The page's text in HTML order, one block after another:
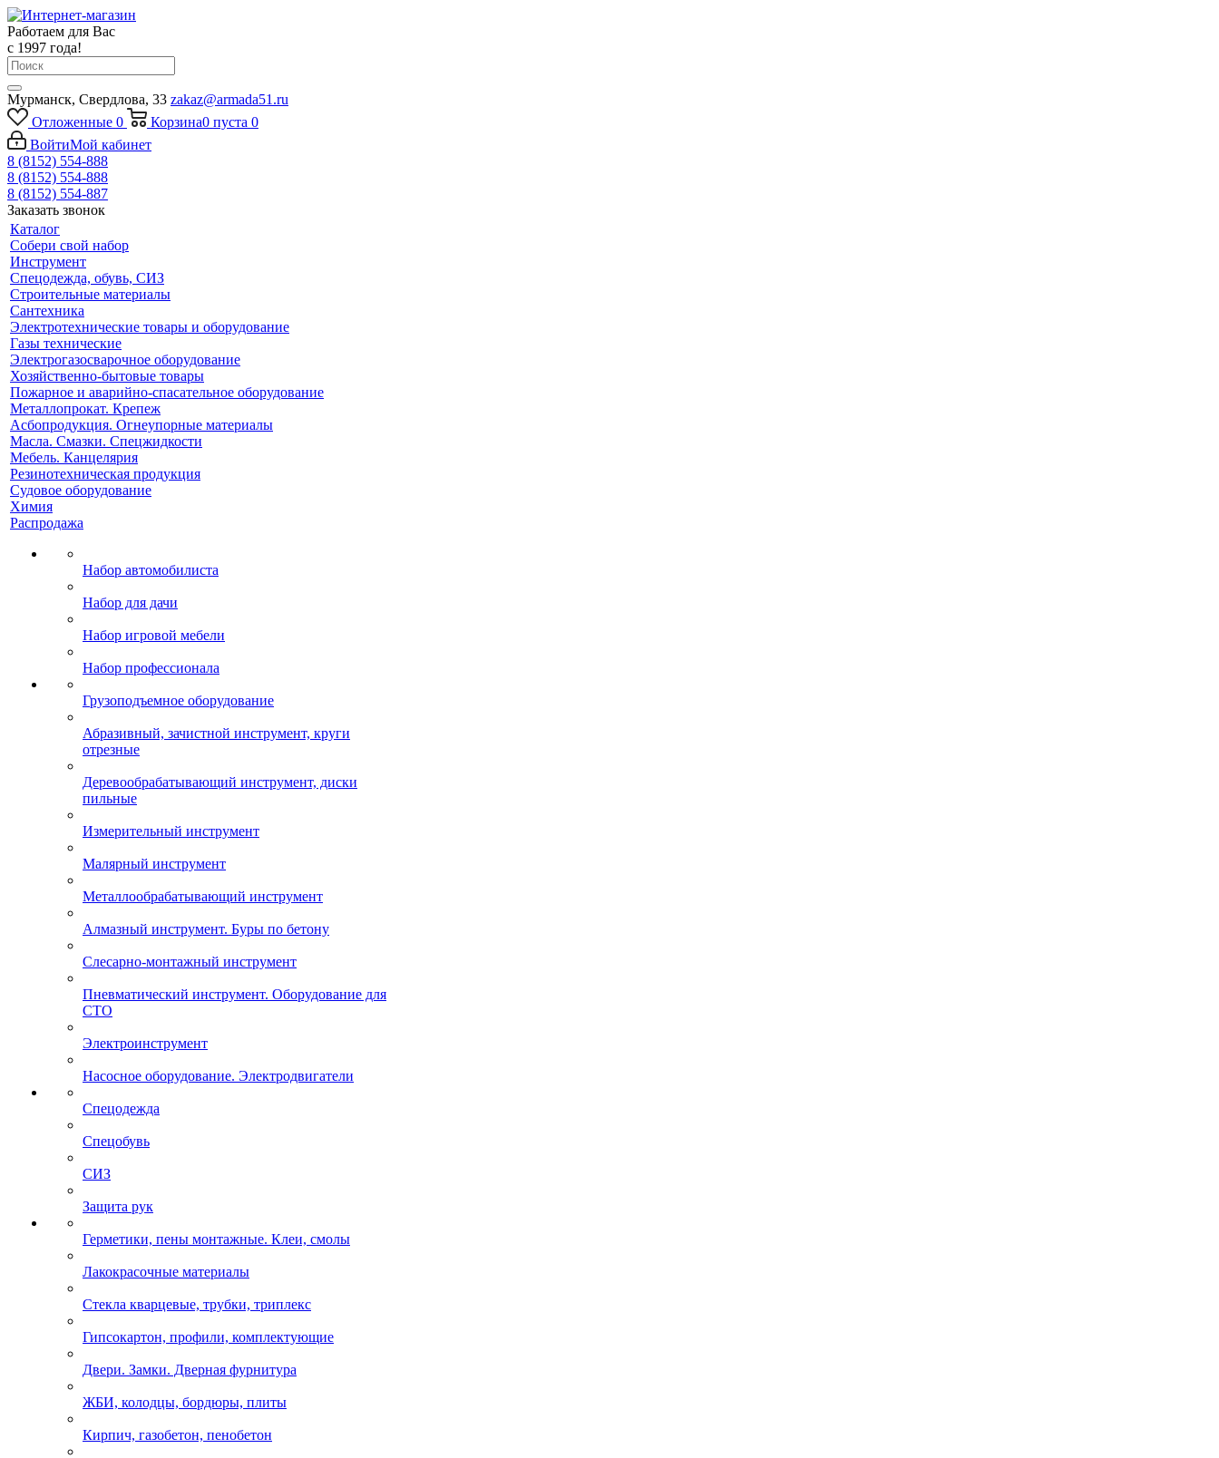
Работаем для Вас
с 1997 года!
Мурманск, Свердлова, 33 zakaz@armada51.ru
Отложенные 0 Корзина0 пуста 0
ВойтиМой кабинет
8 (8152) 554-888
8 (8152) 554-888
8 (8152) 554-887
Заказать звонок
Каталог
Собери свой набор
Инструмент
Спецодежда, обувь, СИЗ
Строительные материалы
Сантехника
Электротехнические товары и оборудование
Газы технические
Электрогазосварочное оборудование
Хозяйственно-бытовые товары
Пожарное и аварийно-спасательное оборудование
Металлопрокат. Крепеж
Асбопродукция. Огнеупорные материалы
Масла. Смазки. Спецжидкости
Мебель. Канцелярия
Резинотехническая продукция
Судовое оборудование
Химия
Распродажа
Набор автомобилиста
Набор для дачи
Набор игровой мебели
Набор профессионала
Грузоподъемное оборудование
Абразивный, зачистной инструмент, круги
отрезные
Деревообрабатывающий инструмент, диски
пильные
Измерительный инструмент
Малярный инструмент
Металлообрабатывающий инструмент
Алмазный инструмент. Буры по бетону
Слесарно-монтажный инструмент
Пневматический инструмент. Оборудование для
СТО
Электроинструмент
Насосное оборудование. Электродвигатели
Спецодежда
Спецобувь
СИЗ
Защита рук
Герметики, пены монтажные. Клеи, смолы
Лакокрасочные материалы
Стекла кварцевые, трубки, триплекс
Гипсокартон, профили, комплектующие
Двери. Замки. Дверная фурнитура
ЖБИ, колодцы, бордюры, плиты
Кирпич, газобетон, пенобетон